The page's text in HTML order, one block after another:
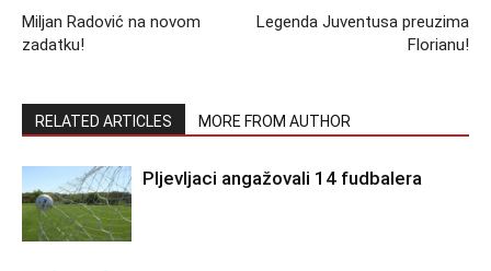
Miljan Radović na novom
zadatku!
Legenda Juventusa preuzima
Florianu!
RELATED ARTICLES MORE FROM AUTHOR
Pljevljaci angažovali 14 fudbalera